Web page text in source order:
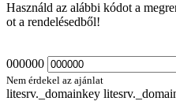
Használd az alábbi kódot a
ot a rendelésedből!
000000
Nem érdekel az ajánlat
litesrv._domainkey